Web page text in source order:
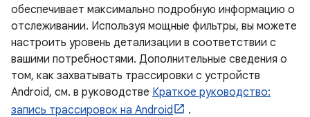
обеспечивает максимально подробную информацию о
отслеживании. Используя мощные фильтры, вы можете
настроить уровень детализации в соответствии с
вашими потребностями. Дополнительные сведения о
том, как захватывать трассировки с устройств
Android, см. в руководстве Краткое руководство:
запись трассировок на Android
.